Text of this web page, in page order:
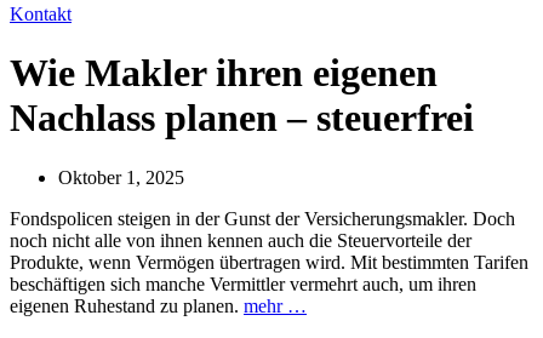
Kontakt
Wie Makler ihren eigenen
Nachlass planen – steuerfrei
Oktober 1, 2025
Fondspolicen steigen in der Gunst der Versicherungsmakler. Doch
noch nicht alle von ihnen kennen auch die Steuervorteile der
Produkte, wenn Vermögen übertragen wird. Mit bestimmten Tarifen
beschäftigen sich manche Vermittler vermehrt auch, um ihren
eigenen Ruhestand zu planen. mehr …